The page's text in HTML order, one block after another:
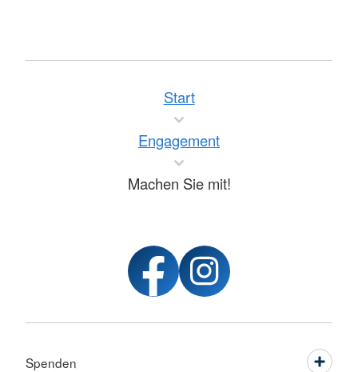
Start
Engagement
Machen Sie mit!
Spenden